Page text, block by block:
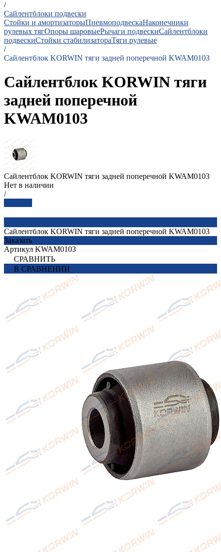
/
Сайлентблоки подвески
Стойки и амортизаторыПневмоподвескаНаконечники
рулевых тягОпоры шаровыеРычаги подвескиСайлентблоки
подвескиСтойки стабилизатораТяги рулевые
/
Сайлентблок KORWIN тяги задней поперечной KWAM0103
Сайлентблок KORWIN тяги
задней поперечной
KWAM0103
Сайлентблок KORWIN тяги задней поперечной KWAM0103
Нет в наличии
/
Сайлентблок KORWIN тяги задней поперечной KWAM0103
Заказать
Артикул KWAM0103
СРАВНИТЬ
В СРАВНЕНИИ